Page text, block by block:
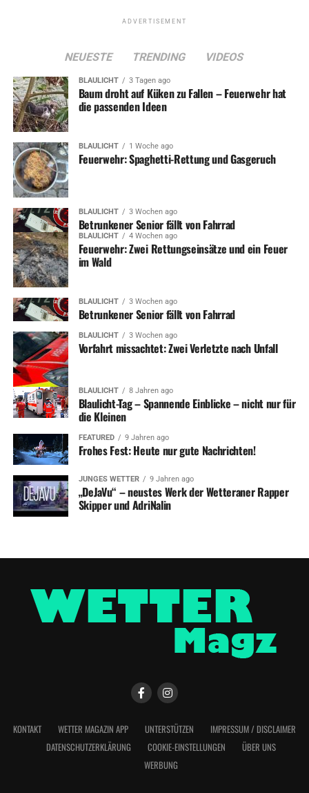
ADVERTISEMENT
NEUESTE TRENDING VIDEOS
BLAULICHT 3 Tagen ago
Baum droht auf Küken zu Fallen – Feuerwehr hat
die passenden Ideen
BLAULICHT 1 Woche ago
Feuerwehr: Spaghetti-Rettung und Gasgeruch
BLAULICHT 3 Wochen ago
Betrunkener Senior fällt von Fahrrad
BLAULICHT 4 Wochen ago
Feuerwehr: Zwei Rettungseinsätze und ein Feuer
im Wald
BLAULICHT 3 Wochen ago
Betrunkener Senior fällt von Fahrrad
BLAULICHT 3 Wochen ago
Vorfahrt missachtet: Zwei Verletzte nach Unfall
BLAULICHT 8 Jahren ago
Blaulicht-Tag – Spannende Einblicke – nicht nur für
die Kleinen
FEATURED 9 Jahren ago
Frohes Fest: Heute nur gute Nachrichten!
JUNGES WETTER 9 Jahren ago
„DeJaVu“ – neustes Werk der Wetteraner Rapper
Skipper und AdriNalin
KONTAKT WETTER MAGAZIN APP UNTERSTÜTZEN
IMPRESSUM / DISCLAIMER
DATENSCHUTZERKLÄRUNG
COOKIE-EINSTELLUNGEN
ÜBER UNS
WERBUNG